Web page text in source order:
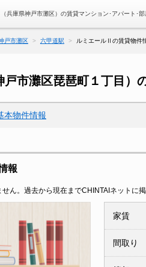
兵庫県神戸市灘区）の賃貸マンション･アパート･部
戸市灘区 六甲道駅 ルミエールⅡの賃貸物件
市灘区琵琶町１丁目）
本物件情報
報
ん。過去から現在までCHINTAIネットに
家賃
間取り